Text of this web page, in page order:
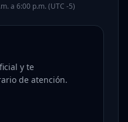
a 6:00 p.m. (UTC -5)
y te
de atención.